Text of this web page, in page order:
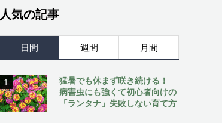
人気の記事
日間 週間 月間
1
猛暑でも休まず咲き続ける！
病害虫にも強くて初心者向けの
「ランタナ」失敗しない育て方